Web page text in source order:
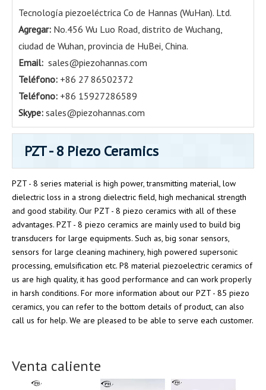
Tecnología piezoeléctrica Co de Hannas (WuHan). Ltd.
Agregar: No.456 Wu Luo Road, distrito de Wuchang,
ciudad de Wuhan, provincia de HuBei, China.
Email: sales@piezohannas.com
Teléfono: +86 27 86502372
Teléfono: +86 15927286589
Skype: sales@piezohannas.com
PZT - 8 Piezo Ceramics
PZT - 8 series material is high power, transmitting material, low
dielectric loss in a strong dielectric field, high mechanical strength
and good stability. Our PZT - 8 piezo ceramics with all of these
advantages. PZT - 8 piezo ceramics are mainly used to build big
transducers for large equipments. Such as, big sonar sensors,
sensors for large cleaning machinery, high powered supersonic
processing, emulsification etc. P8 material piezoelectric ceramics of
us are high quality, it has good performance and can work properly
in harsh conditions. For more information about our PZT - 85 piezo
ceramics, you can refer to the bottom details of product, can also
call us for help. We are pleased to be able to serve each customer.
Venta caliente